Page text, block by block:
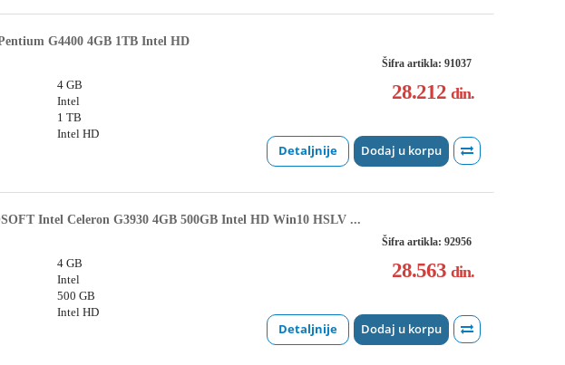
G4400 4GB 1TB Intel HD
Šifra artikla: 91037
4 GB
Intel
1 TB
Intel HD
28.212din.
Detaljnije Dodaj u korpu
Intel Celeron G3930 4GB 500GB Intel HD Win10 HSLV ...
Šifra artikla: 92956
4 GB
Intel
500 GB
Intel HD
28.563din.
Detaljnije Dodaj u korpu